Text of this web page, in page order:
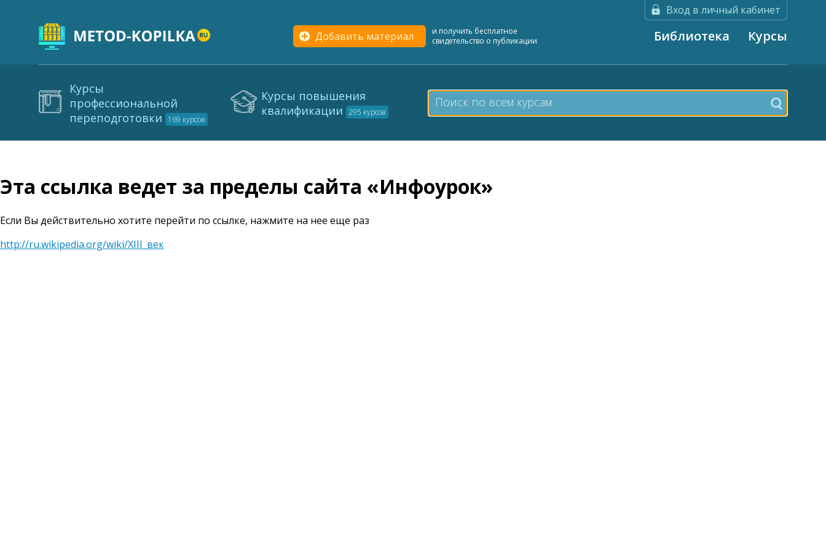
Вход в личный кабинет
Добавить материал
и получить бесплатное
свидетельство о публикации
Библиотека Курсы
Курсы
профессиональной
переподготовки
169 курсов
Курсы повышения
квалификации 295 курсов
Эта ссылка ведет за пределы сайта «Инфоурок»
Если Вы действительно хотите перейти по ссылке, нажмите на нее еще раз
http://ru.wikipedia.org/wiki/XIII_век